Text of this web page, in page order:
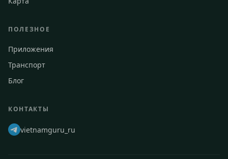
ПОЛЕЗНОЕ
Приложения
Транспорт
Блог
КОНТАКТЫ
vietnamguru_ru